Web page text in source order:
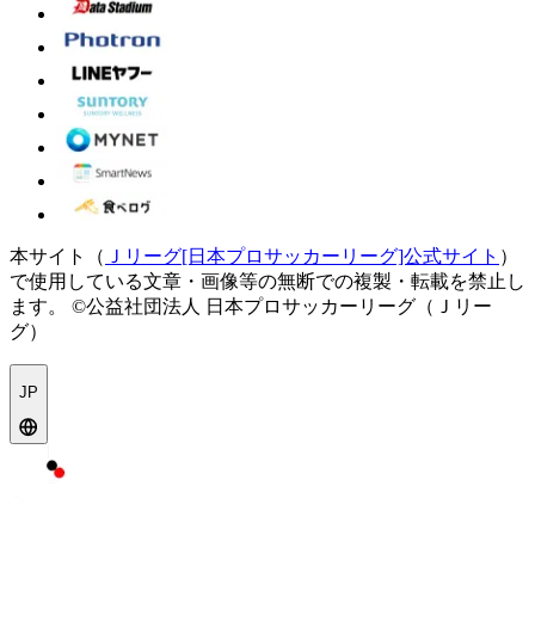
本サイト（ Ｊリーグ[日本プロサッカーリーグ]公式サイト ）
で使用している文章・画像等の無断での複製・転載を禁止し
ます。
©公益社団法人 日本プロサッカーリーグ（Ｊリー
グ）
JP